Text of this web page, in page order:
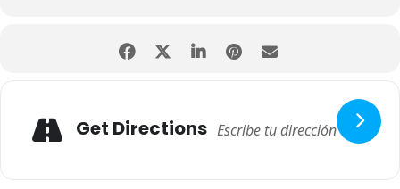
Get Directions